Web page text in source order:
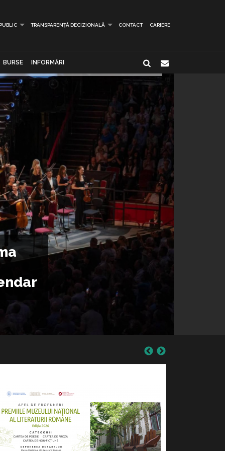
TRANSPARENȚĂ DECIZIONALĂ CONTACT CARIERE
BURSE INFORMĂRI